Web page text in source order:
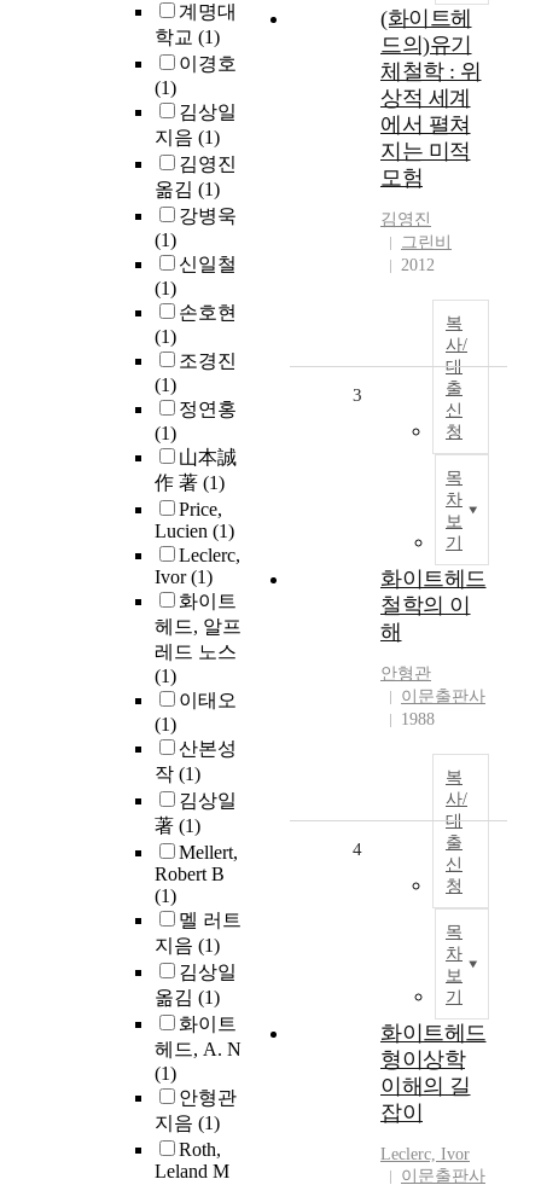
계명대
학교 (1)
이경호
(1)
김상일
지음 (1)
김영진
옮김 (1)
강병욱
(1)
신일철
(1)
손호현
(1)
조경진
(1)
정연홍
(1)
山本誠
作 著 (1)
Price,
Lucien (1)
Leclerc,
Ivor(1)
화이트
헤드, 알프
레드 노스
(1)
이태오
(1)
산본성
작 (1)
김상일
著 (1)
Mellert,
Robert B
(1)
멜 러트
지음 (1)
김상일
옮김 (1)
화이트
헤드, A. N
(1)
안형관
지음 (1)
Roth,
Leland M
(화이트헤
드의)유기
체철학 : 위
상적 세계
에서 펼쳐
지는 미적
모험
김영진
그린비
2012
복
사/
대
출
신
청
목
차
보
기
3
화이트헤드
철학의 이
해
안형관
이문출판사
1988
복
사/
대
출
신
청
목
차
보
기
4
화이트헤드
형이상학
이해의 길
잡이
Leclerc, Ivor
이문출판사